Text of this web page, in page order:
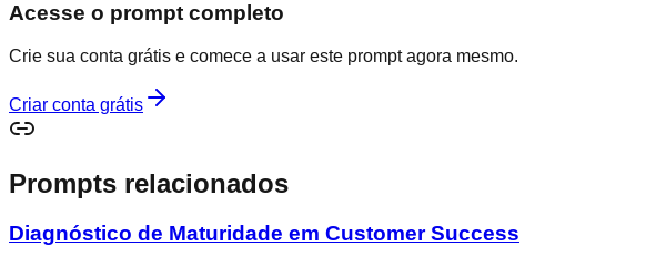
Acesse o prompt completo
Crie sua conta grátis e comece a usar este prompt agora mesmo.
Criar conta grátis
Prompts relacionados
Diagnóstico de Maturidade em Customer Success